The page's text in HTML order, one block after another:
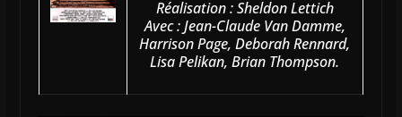
Réalisation : Sheldon Lettich
Avec : Jean-Claude Van Damme,
Harrison Page, Deborah Rennard,
Lisa Pelikan, Brian Thompson.